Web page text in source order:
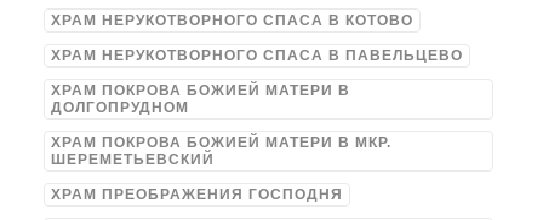
ХРАМ НЕРУКОТВОРНОГО СПАСА В КОТОВО
ХРАМ НЕРУКОТВОРНОГО СПАСА В ПАВЕЛЬЦЕВО
ХРАМ ПОКРОВА БОЖИЕЙ МАТЕРИ В
ДОЛГОПРУДНОМ
ХРАМ ПОКРОВА БОЖИЕЙ МАТЕРИ В МКР.
ШЕРЕМЕТЬЕВСКИЙ
ХРАМ ПРЕОБРАЖЕНИЯ ГОСПОДНЯ